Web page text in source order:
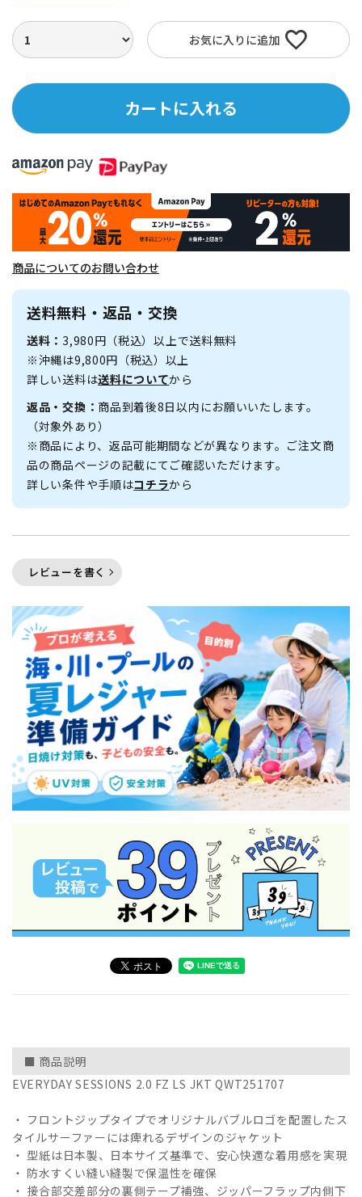
お気に入りに追加
カートに入れる
商品についてのお問い合わせ
送料無料・返品・交換
送料：3,980円（税込）以上で送料無料
※沖縄は9,800円（税込）以上
詳しい送料は送料についてから
返品・交換： 商品到着後8日以内にお願いいたします。
（対象外あり）
※商品により、返品可能期間などが異なります。ご注文商
品の商品ページの記載にてご確認いただけます。
詳しい条件や手順はコチラから
レビューを書く
■ 商品説明
EVERYDAY SESSIONS 2.0 FZ LS JKT QWT251707
・ フロントジップタイプでオリジナルバブルロゴを配置したス
タイルサーファーには痺れるデザインのジャケット
・ 型紙は日本製、日本サイズ基準で、安心快適な着用感を実現
・ 防水すくい縫い縫製で保温性を確保
・ 接合部交差部分の裏側テープ補強、ジッパーフラップ内側下